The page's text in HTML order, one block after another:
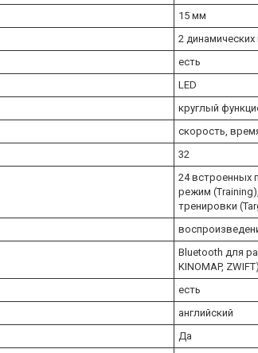
15 мм
2
есть
LED
круглый
скорость,
32
24 встроенных
режим
тренировки
Bluetooth для
KINOMAP, ZWIFT)
есть
английский
Да